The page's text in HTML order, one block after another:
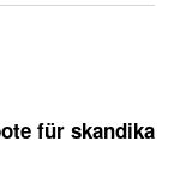
für skandika